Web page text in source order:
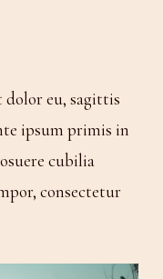
eu, sagittis
ipsum primis in
cubilia
consectetur